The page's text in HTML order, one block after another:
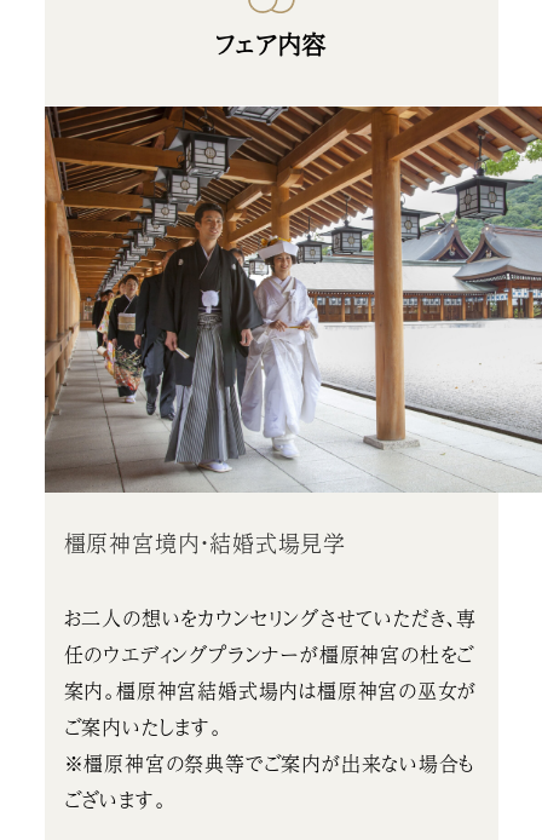
フェア内容
橿原神宮境内・結婚式場見学
お二人の想いをカウンセリングさせていただき、専
任のウエディングプランナーが橿原神宮の杜をご
案内。橿原神宮結婚式場内は橿原神宮の巫女が
ご案内いたします。
※橿原神宮の祭典等でご案内が出来ない場合も
ございます。